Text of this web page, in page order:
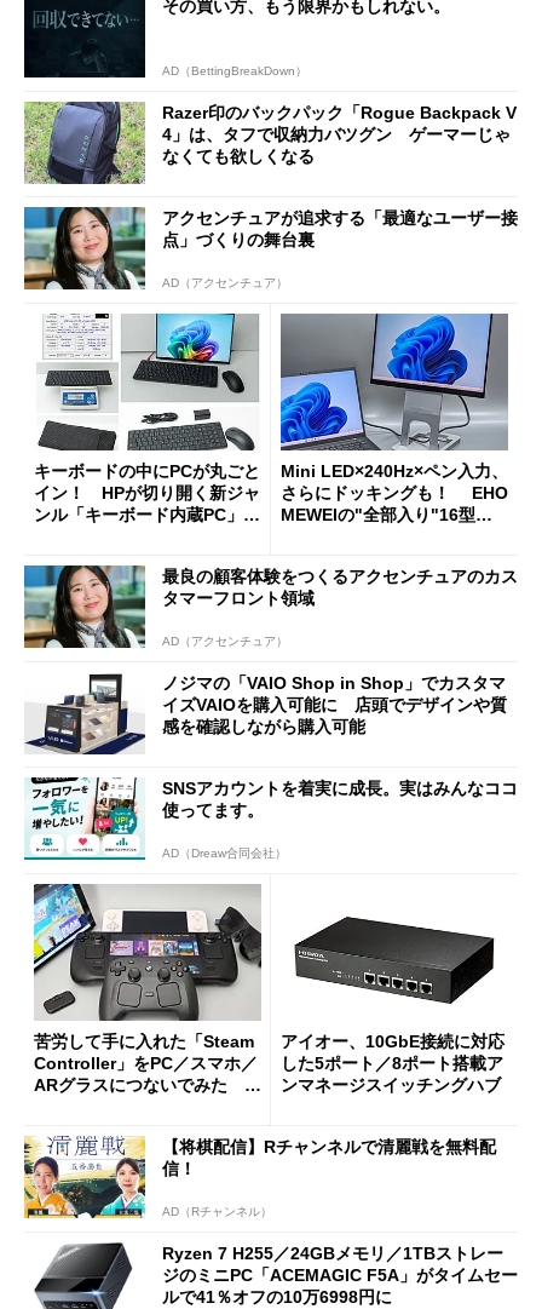
その買い方、もう限界かもしれない。
AD（BettingBreakDown）
Razer印のバックパック「Rogue Backpack V
4」は、タフで収納力バツグン ゲーマーじゃ
なくても欲しくなる
アクセンチュアが追求する「最適なユーザー接
点」づくりの舞台裏
AD（アクセンチュア）
キーボードの中にPCが丸ごと
イン！ HPが切り開く新ジャ
ンル「キーボード内蔵PC」の
Mini LED×240Hz×ペン入力、
さらにドッキングも！ EHO
MEWEIの"全部入り"16型モ
最良の顧客体験をつくるアクセンチュアのカス
タマーフロント領域
AD（アクセンチュア）
ノジマの「VAIO Shop in Shop」でカスタマ
イズVAIOを購入可能に 店頭でデザインや質
感を確認しながら購入可能
SNSアカウントを着実に成長。実はみんなココ
使ってます。
AD（Dreaw合同会社）
苦労して手に入れた「Steam
Controller」をPC／スマホ／
ARグラスにつないでみた ゲ
アイオー、10GbE接続に対応
した5ポート／8ポート搭載ア
ンマネージスイッチングハブ
【将棋配信】Rチャンネルで清麗戦を無料配
信！
AD（Rチャンネル）
Ryzen 7 H255／24GBメモリ／1TBストレー
ジのミニPC「ACEMAGIC F5A」がタイムセー
ルで41％オフの10万6998円に